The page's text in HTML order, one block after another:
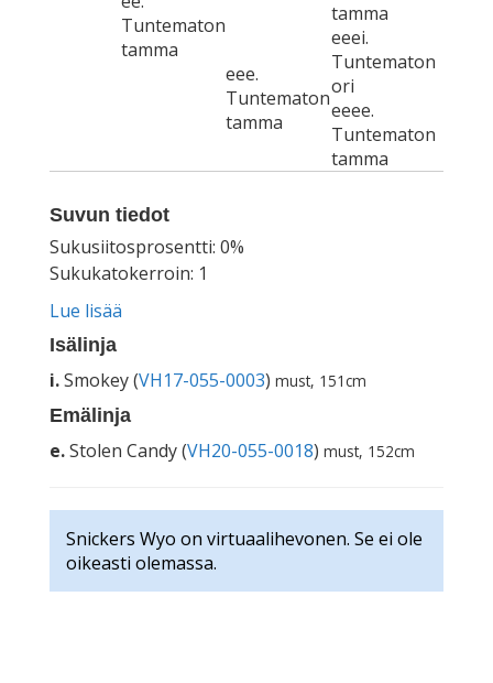
Tuntematon
tamma
tamma
eee.
Tuntematon
tamma
eeei.
Tuntematon
ori
eeee.
Tuntematon
tamma
Suvun tiedot
Sukusiitosprosentti: 0%
Sukukatokerroin: 1
Lue lisää
Isälinja
i.Smokey (VH17-055-0003) must, 151cm
Emälinja
e.Stolen Candy (VH20-055-0018) must, 152cm
Snickers Wyo on virtuaalihevonen. Se ei ole
oikeasti olemassa.